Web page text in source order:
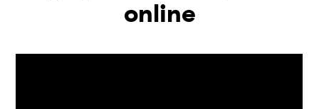
online